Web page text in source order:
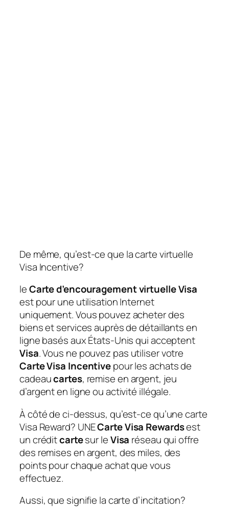
De même, qu’est-ce que la carte virtuelle
Visa Incentive?
leCarte d’encouragement virtuelle Visa
est pour une utilisation Internet
uniquement. Vous pouvez acheter des
biens et services auprès de détaillants en
ligne basés aux États-Unis qui acceptent
Visa. Vous ne pouvez pas utiliser votre
Carte Visa Incentivepour les achats de
cadeaucartes, remise en argent, jeu
d’argent en ligne ou activité illégale.
À côté de ci-dessus, qu’est-ce qu’une carte
Visa Reward? UNECarte Visa Rewardsest
un créditcartesur leVisa réseau qui offre
des remises en argent, des miles, des
points pour chaque achat que vous
effectuez.
Aussi, que signifie la carte d’incitation?